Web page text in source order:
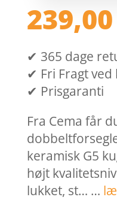
239,00
✔ 365 dage
✔ Fri Fragt
✔ Prisgaranti
Fra Cema får
keramisk G5
højt
lukket, st… …